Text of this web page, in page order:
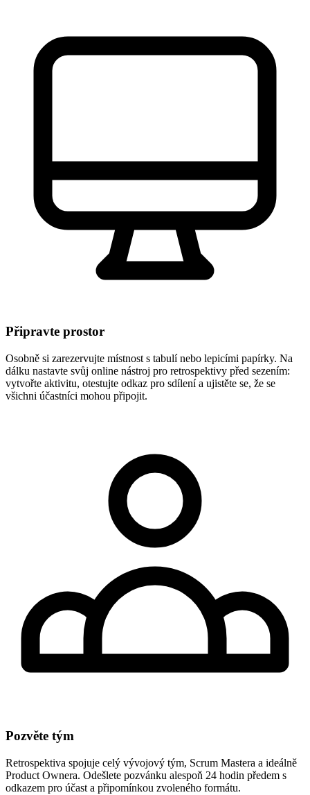
Připravte prostor
Osobně si zarezervujte místnost s tabulí nebo lepicími papírky. Na
dálku nastavte svůj online nástroj pro retrospektivy před sezením:
vytvořte aktivitu, otestujte odkaz pro sdílení a ujistěte se, že se
všichni účastníci mohou připojit.
Pozvěte tým
Retrospektiva spojuje celý vývojový tým, Scrum Mastera a ideálně
Product Ownera. Odešlete pozvánku alespoň 24 hodin předem s
odkazem pro účast a připomínkou zvoleného formátu.